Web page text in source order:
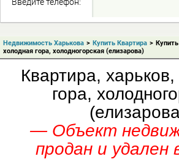
Недвижимость Харькова > Купить Квартира >
холодная гора, холодногорская (елизарова)
Квартира,
гора,
— Объект
продан и удален